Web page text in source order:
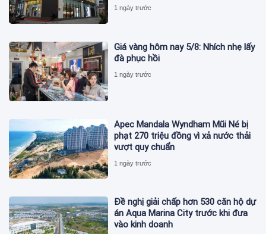
1 ngày trước
Giá vàng hôm nay 5/8: Nhích nhẹ lấy
đà phục hồi
1 ngày trước
Apec Mandala Wyndham Mũi Né bị
phạt 270 triệu đồng vì xả nước thải
vượt quy chuẩn
1 ngày trước
Đề nghị giải chấp hơn 530 căn hộ dự
án Aqua Marina City trước khi đưa
vào kinh doanh